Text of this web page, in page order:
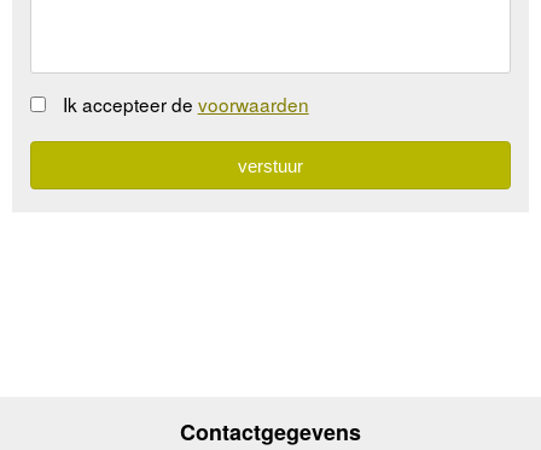
Ik accepteer de voorwaarden
Contactgegevens